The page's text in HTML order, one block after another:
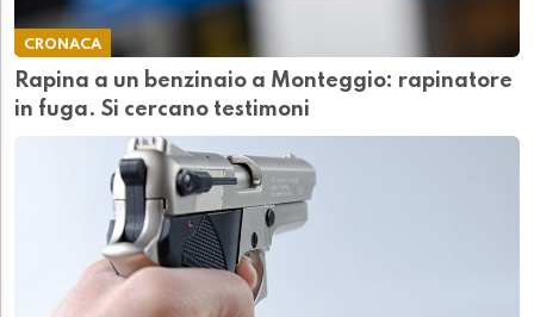
CRONACA
Rapina a un benzinaio a Monteggio: rapinatore
in fuga. Si cercano testimoni